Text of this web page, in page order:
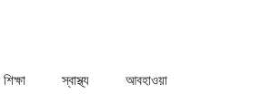
⁠⁠শিক্ষা ⁠⁠স্বাস্থ্য ⁠⁠আবহাওয়া